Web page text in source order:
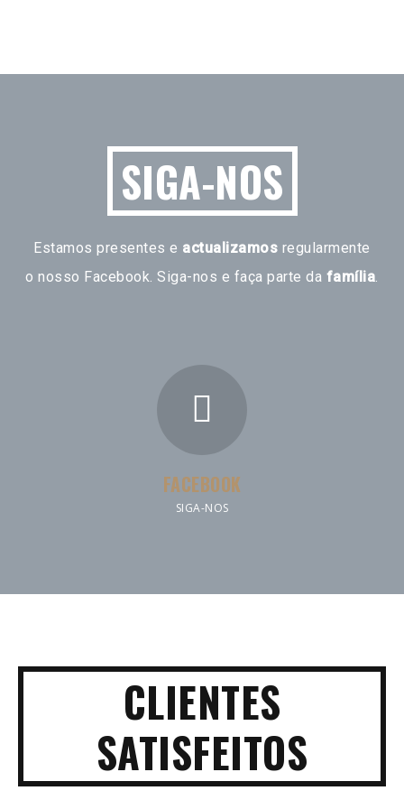
SIGA-NOS
Estamos presentes e actualizamos regularmente
o nosso Facebook. Siga-nos e faça parte da família.
FACEBOOK
SIGA-NOS
CLIENTES
SATISFEITOS